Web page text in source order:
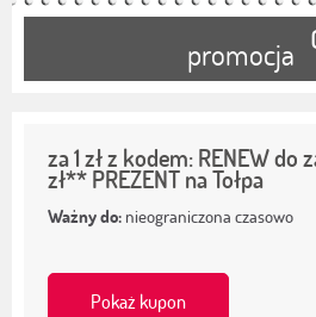
promocja
za 1 zł z kodem: RENEW do
zł** PREZENT na Tołpa
Ważny do: nieograniczona czasowo
Pokaż kupon